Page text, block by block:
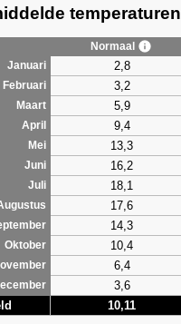
temperaturen
Normaal
Januari
2,8
Februari 3,2
Maart 5,9
April 9,4
Mei
13,3
Juni
16,2
Juli
18,1
17,6
14,3
Oktober
10,4
6,4
3,6
10,11